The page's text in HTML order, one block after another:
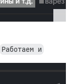
Работаем и